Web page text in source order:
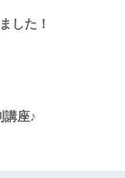
した！
講座♪